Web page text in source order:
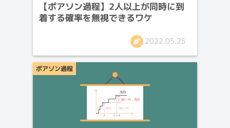
【ポアソン過程】2人以上が同時に到
着する確率を無視できるワケ
2022.05.25
ポアソン過程